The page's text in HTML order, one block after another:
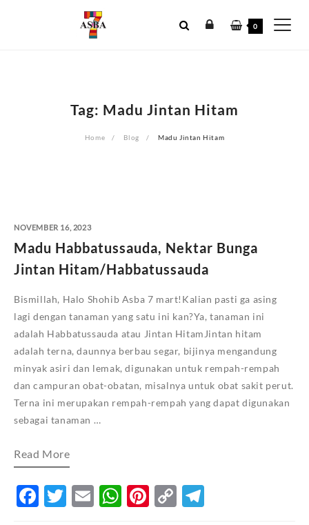
0
Tag: Madu Jintan Hitam
Home Blog Madu Jintan Hitam
NOVEMBER 16, 2023
Madu Habbatussauda, Nektar Bunga
Jintan Hitam/Habbatussauda
Bismillah, Halo Shohib Asba 7 mart!Kalian pasti ga asing
lagi dengan tanaman yang satu ini kan?Ya, tanaman ini
adalah Habbatussauda atau Jintan HitamJintan hitam
adalah terna, daunnya berbau segar, bijinya mengandung
minyak asiri dan lemak, digunakan untuk rempah-rempah
dan campuran obat-obatan, misalnya untuk obat sakit perut.
Terna ini merupakan rempah-rempah yang dapat digunakan
sebagai tanaman …
Madu
Habbatussauda,
Bunga
Jintan
Hitam/Habbatussauda
Read More
Facebook
Twitter
EmailWhatsApp
Pinterest
Copy